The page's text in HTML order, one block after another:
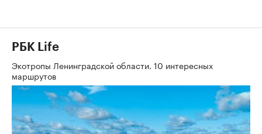
РБК Life
Экотропы Ленинградской области. 10 интересных
маршрутов